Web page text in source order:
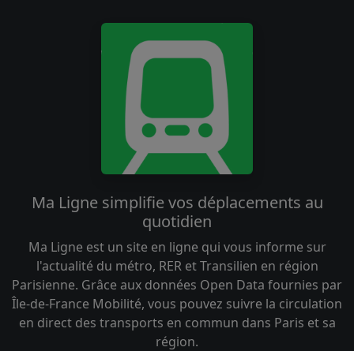
Ma Ligne simplifie vos déplacements au
quotidien
Ma Ligne est un site en ligne qui vous informe sur
l'actualité du métro, RER et Transilien en région
Parisienne. Grâce aux données Open Data fournies par
Île-de-France Mobilité, vous pouvez suivre la circulation
en direct des transports en commun dans Paris et sa
région.